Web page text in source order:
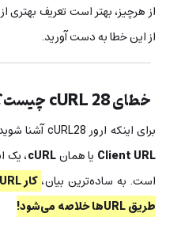
از هرچیز، بهتر است تعریف بهتری
از این خطا به دست آورید.
خطای cURL 28 چیست؟
برای اینکه ارور cURL28 آشنا شوید، اول باید بدانید
Client URL یا همانcURL
است. به ساده‌ترین بیان،
طریق URLها خلاصه می‌شود!